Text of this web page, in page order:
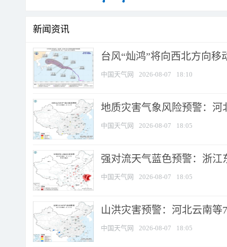
新闻资讯
台风“灿鸿”将向西北方向移
中国天气网 2026-08-07 18:10
地质灾害气象风险预警：河
中国天气网 2026-08-07 18:05
强对流天气蓝色预警：浙江
中国天气网 2026-08-07 18:05
山洪灾害预警：河北云南
中国天气网 2026-08-07 18:05